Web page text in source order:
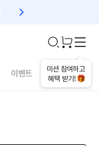
친구초대 1만원 리워드!
미션 참여하고
혜택 받기!
이벤트 건강매거진